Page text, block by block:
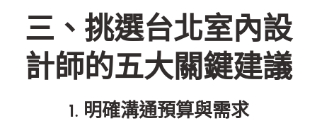
三、挑選台北室內設
計師的五大關鍵建議
1. 明確溝通預算與需求